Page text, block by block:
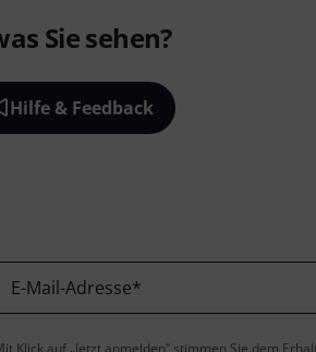
Sie sehen?
Hilfe & Feedback
E-Mail-Adresse*
Klick auf „Jetzt anmelden“ stimmen Sie dem